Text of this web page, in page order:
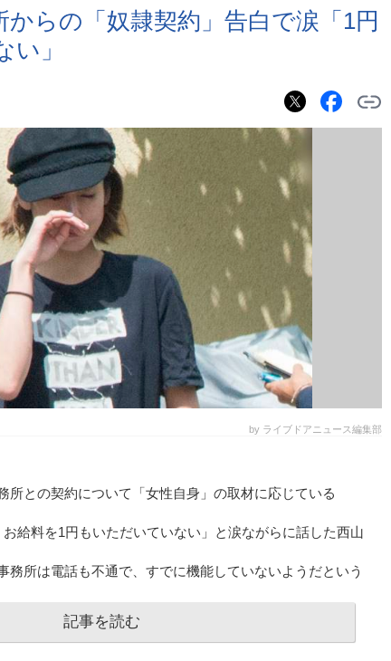
らの「奴隷契約」告白で涙「1円
」
by ライブドアニュース編集部
所との契約について「女性自身」の取材に応じている
お給料を1円もいただいていない」と涙ながらに話した西山
務所は電話も不通で、すでに機能していないようだという
記事を読む